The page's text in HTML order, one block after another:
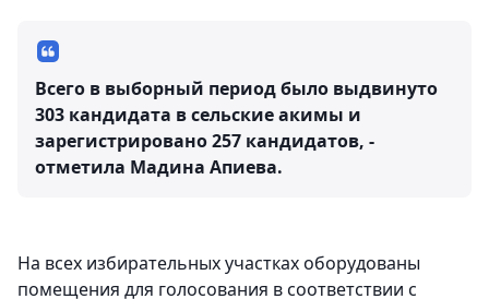
Всего в выборный период было выдвинуто
303 кандидата в сельские акимы и
зарегистрировано 257 кандидатов, -
отметила Мадина Апиева.
На всех избирательных участках оборудованы
помещения для голосования в соответствии с